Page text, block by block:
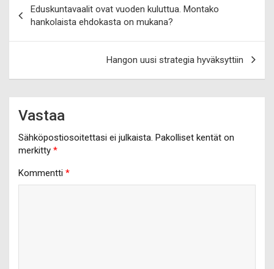
selaus
Eduskuntavaalit ovat vuoden kuluttua. Montako
hankolaista ehdokasta on mukana?
Hangon uusi strategia hyväksyttiin
Vastaa
Sähköpostiosoitettasi ei julkaista. Pakolliset kentät on
merkitty *
Kommentti *